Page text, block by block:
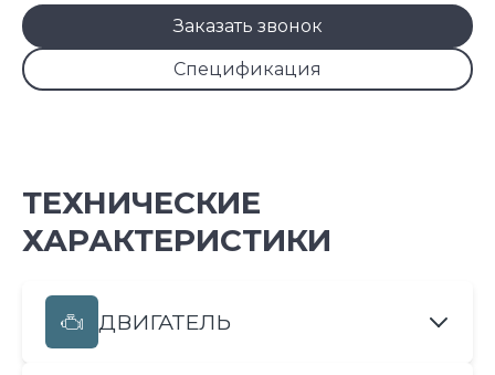
Заказать звонок
Спецификация
ТЕХНИЧЕСКИЕ
ХАРАКТЕРИСТИКИ
ДВИГАТЕЛЬ